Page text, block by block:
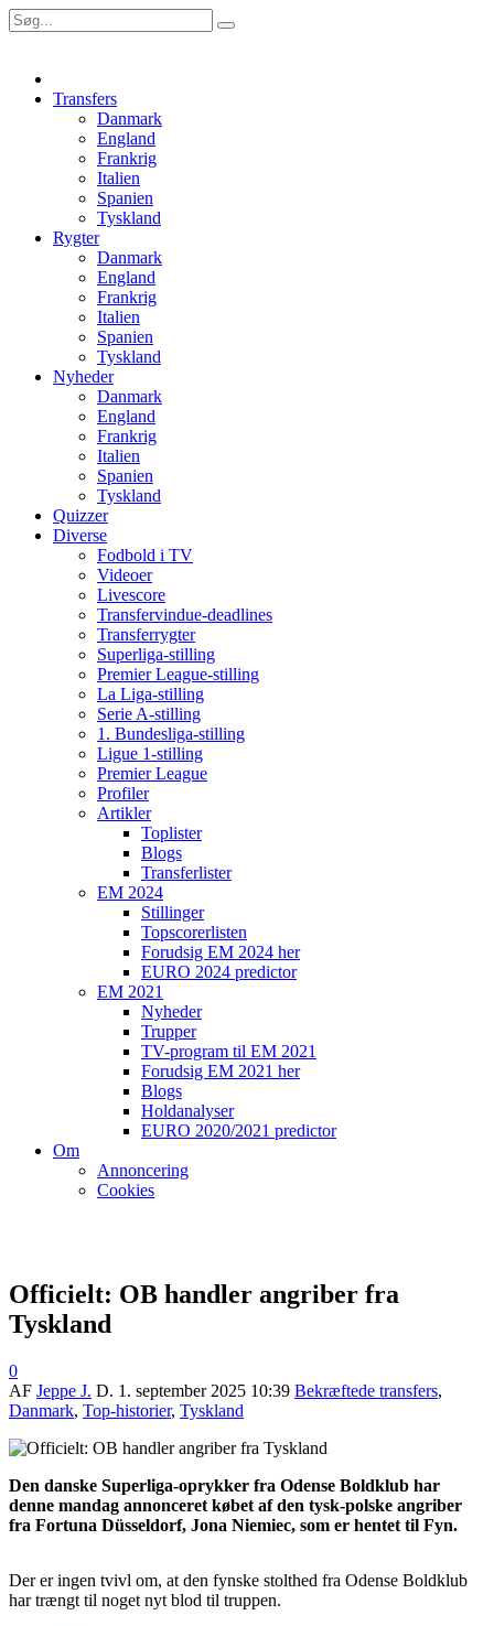
Transfers
Danmark
England
Frankrig
Italien
Spanien
Tyskland
Rygter
Danmark
England
Frankrig
Italien
Spanien
Tyskland
Nyheder
Danmark
England
Frankrig
Italien
Spanien
Tyskland
Quizzer
Diverse
Fodbold i TV
Videoer
Livescore
Transfervindue-deadlines
Transferrygter
Superliga-stilling
Premier League-stilling
La Liga-stilling
Serie A-stilling
1. Bundesliga-stilling
Ligue 1-stilling
Premier League
Profiler
Artikler
Toplister
Blogs
Transferlister
EM 2024
Stillinger
Topscorerlisten
Forudsig EM 2024 her
EURO 2024 predictor
EM 2021
Nyheder
Trupper
TV-program til EM 2021
Forudsig EM 2021 her
Blogs
Holdanalyser
EURO 2020/2021 predictor
Om
Annoncering
Cookies
Officielt: OB handler angriber fra
Tyskland
0
AF Jeppe J. D. 1. september 2025 10:39 Bekræftede transfers,
Danmark, Top-historier, Tyskland
Den danske Superliga-oprykker fra Odense Boldklub har
denne mandag annonceret købet af den tysk-polske angriber
fra Fortuna Düsseldorf, Jona Niemiec, som er hentet til Fyn.
Der er ingen tvivl om, at den fynske stolthed fra Odense Boldklub
har trængt til noget nyt blod til truppen.